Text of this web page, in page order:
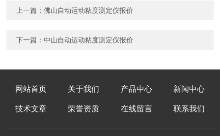
上一篇：佛山自动运动粘度测定仪报价
下一篇：中山自动运动粘度测定仪报价
网站首页 关于我们 产品中心 新闻中心
技术文章 荣誉资质 在线留言 联系我们